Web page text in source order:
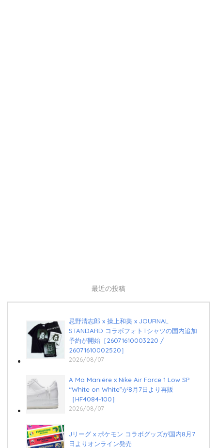
最近の投稿
忌野清志郎 x 操上和美 x JOURNAL
STANDARD コラボフォトTシャツの国内追加
予約が開始［26071610003220 /
26071610002520］
2026/08/07
A Ma Maniére x Nike Air Force 1 Low SP
“White on White”が8月7日より再販
［HF4084-100］
2026/08/07
Jリーグ x ポケモン コラボグッズが国内8月7
日よりオンライン発売